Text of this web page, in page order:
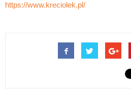
https://www.kreciolek.pl/